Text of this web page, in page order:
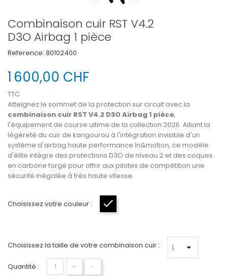
Combinaison cuir RST V4.2
D3O Airbag 1 pièce
Reference: 80102400
1 600,00 CHF
TTC
Atteignez le sommet de la protection sur circuit avec la
combinaison cuir RST V4.2 D3O Airbag 1 pièce,
l'équipement de course ultime de la collection 2026. Alliant la
légèreté du cuir de kangourou à l'intégration invisible d'un
système d'airbag haute performance In&motion, ce modèle
d'élite intègre des protections D3O de niveau 2 et des coques
en carbone forgé pour offrir aux pilotes de compétition une
sécurité inégalée à très haute vitesse.
Choisissez votre couleur :
Choisissez la taille de votre combinaison cuir :
Quantité : + −